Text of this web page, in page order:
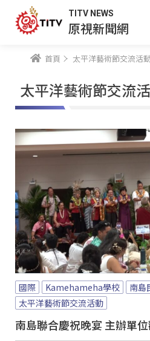
TITV NEWS
原視新聞網
首頁 太平洋藝術節交流活
太平洋藝術節交流
國際 Kamehameha學校
南島
太平洋藝術節交流活動
南島聯合慶祝晚宴 主辦單